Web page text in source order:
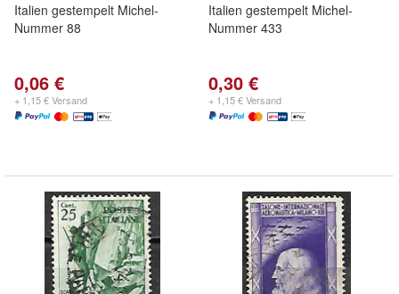
Italien gestempelt Michel-
Nummer 88
0,06 €
+ 1,15 € Versand
Italien gestempelt Michel-
Nummer 433
0,30 €
+ 1,15 € Versand